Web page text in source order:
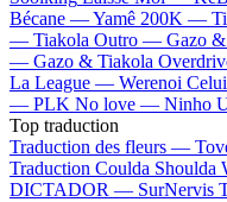
Bécane —Yamê 200K —
— Tiakola Outro — Gazo
— Gazo & Tiakola
La League — Werenoi
— PLK No love — Ninho
Top traduction
Traduction des fleurs —
Traduction Coulda
DICTADOR — SurNervis